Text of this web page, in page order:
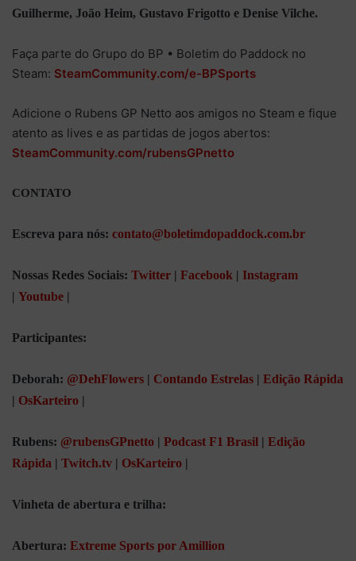
Guilherme, João Heim, Gustavo Frigotto e Denise Vilche.
Faça parte do Grupo do BP • Boletim do Paddock no
Steam: SteamCommunity.com/e-BPSports
Adicione o Rubens GP Netto aos amigos no Steam e fique
atento as lives e as partidas de jogos abertos:
SteamCommunity.com/rubensGPnetto
CONTATO
Escreva para nós: contato@boletimdopaddock.com.br
Nossas Redes Sociais: Twitter | Facebook | Instagram
| Youtube |
Participantes:
Deborah: @DehFlowers | Contando Estrelas | Edição Rápida
| OsKarteiro |
Rubens: @rubensGPnetto | Podcast F1 Brasil | Edição
Rápida | Twitch.tv | OsKarteiro |
Vinheta de abertura e trilha:
Abertura: Extreme Sports por Amillion